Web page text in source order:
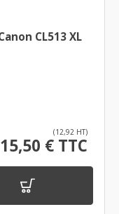
CL513 XL
(12,92 HT)
15,50 € TTC